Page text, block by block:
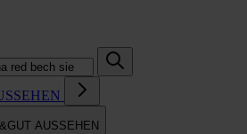
AUSSEHEN